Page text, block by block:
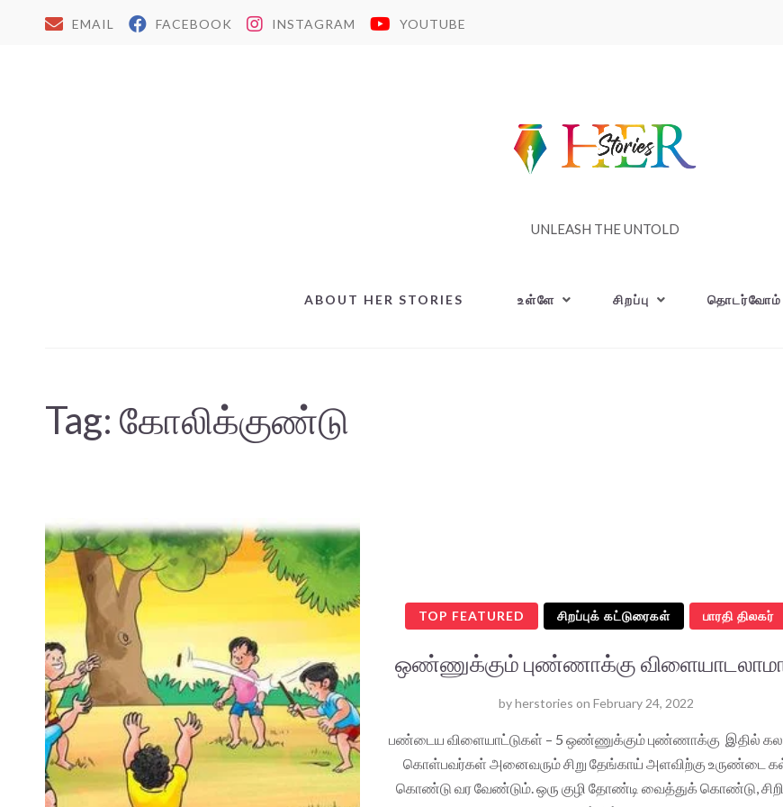
EMAIL FACEBOOK INSTAGRAM YOUTUBE
UNLEASH THE UNTOLD
ABOUT HER STORIES உள்ளே சிறப்பு தொடர்வோம்
Tag: கோலிக்குண்டு
TOP FEATURED சிறப்புக் கட்டுரைகள் பாரதி திலகர்
ஒண்ணுக்கும் புண்ணாக்கு
byherstories on February 24, 2022
பண்டைய விளையாட்டுகள் – 5 ஒண்ணுக்கும் புண்ணாக்கு இதில்
கொள்பவர்கள் அனைவரும் சிறு தேங்காய் அளவிற்கு உருண்டை
கொண்டு வர வேண்டும். ஒரு குழி தோண்டி வைத்துக் கொண்டு,